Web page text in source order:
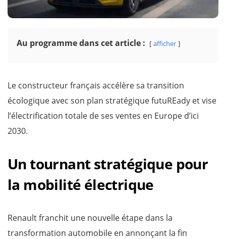
Au programme dans cet article : afficher
Le constructeur français accélère sa transition
écologique avec son plan stratégique futuREady et vise
l’électrification totale de ses ventes en Europe d’ici
2030.
Un tournant stratégique pour
la mobilité électrique
Renault franchit une nouvelle étape dans la
transformation automobile en annonçant la fin